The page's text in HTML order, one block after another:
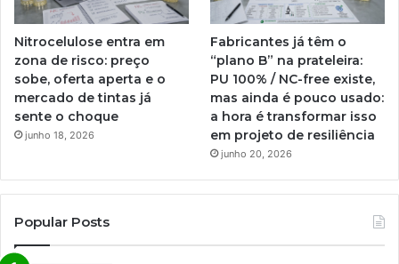
Nitrocelulose entra em
zona de risco: preço
sobe, oferta aperta e o
mercado de tintas já
sente o choque
junho 18, 2026
Fabricantes já têm o
“plano B” na prateleira:
PU 100% / NC-free existe,
mas ainda é pouco usado:
a hora é transformar isso
em projeto de resiliência
junho 20, 2026
Popular Posts